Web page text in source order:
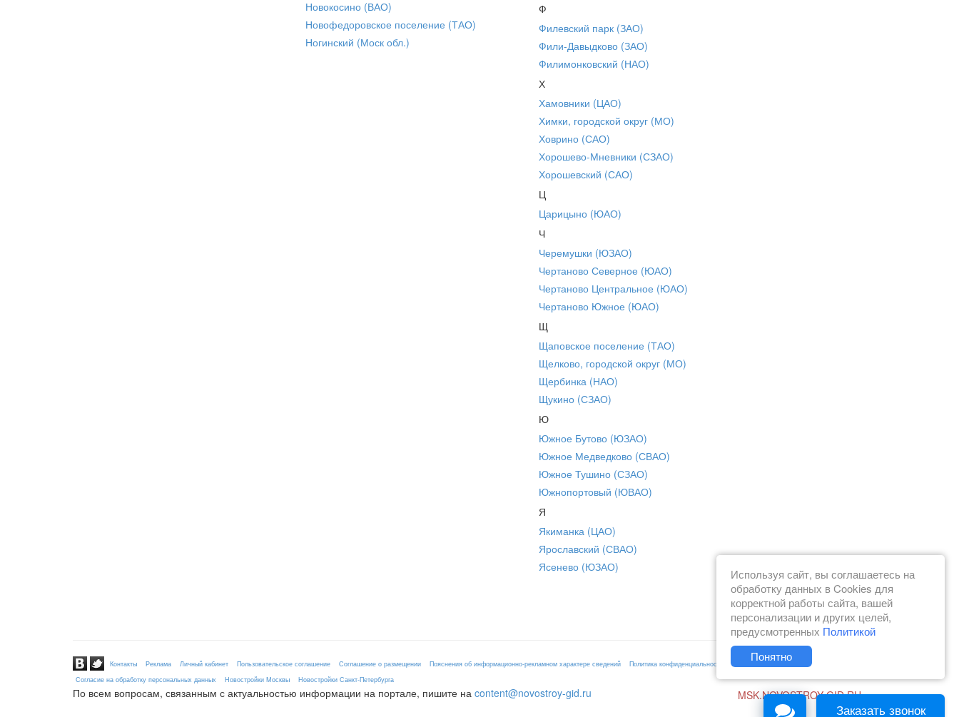
Используя сайт, вы соглашаетесь на
обработку данных в Cookies для
корректной работы сайта, вашей
персонализации и других целей,
предусмотренных Политикой
Понятно
Новокосино (ВАО)
Новофедоровское поселение (ТАО)
Ногинский (Моск обл.)
Ф
Филевский парк (ЗАО)
Фили-Давыдково (ЗАО)
Филимонковский (НАО)
Х
Хамовники (ЦАО)
Химки, городской округ (МО)
Ховрино (САО)
Хорошево-Мневники (СЗАО)
Хорошевский (САО)
Ц
Царицыно (ЮАО)
Ч
Черемушки (ЮЗАО)
Чертаново Северное (ЮАО)
Чертаново Центральное (ЮАО)
Чертаново Южное (ЮАО)
Щ
Щаповское поселение (ТАО)
Щелково, городской округ (МО)
Щербинка (НАО)
Щукино (СЗАО)
Ю
Южное Бутово (ЮЗАО)
Южное Медведково (СВАО)
Южное Тушино (СЗАО)
Южнопортовый (ЮВАО)
Я
Якиманка (ЦАО)
Ярославский (СВАО)
Ясенево (ЮЗАО)
Контакты Реклама Личный кабинет Пользовательское соглашение Соглашение о размещении Пояснения об информационно-рекламном характере сведений Политика конфиденциальности
Согласие на получение рекламы
Согласие на обработку персональных данных
Новостройки Москвы Новостройки Санкт-Петербурга
MSK.NOVOSTROY-GID.RU
По всем вопросам, связанным с актуальностью информации на портале, пишите на content@novostroy-gid.ru
Заказать звонок